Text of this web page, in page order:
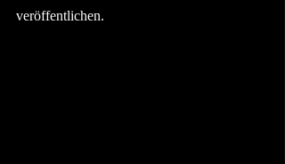
veröffentlichen.